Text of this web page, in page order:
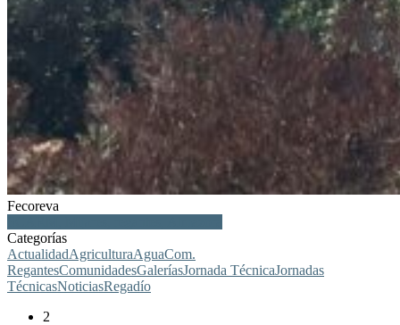
Fecoreva
Categorías
ActualidadAgriculturaAguaCom.
RegantesComunidadesGaleríasJornada TécnicaJornadas
TécnicasNoticiasRegadío
2